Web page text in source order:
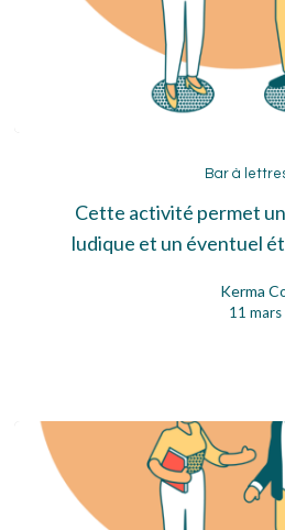
à
Bar à
Cette activité permet
ludique et un éventuel
Kerma
11